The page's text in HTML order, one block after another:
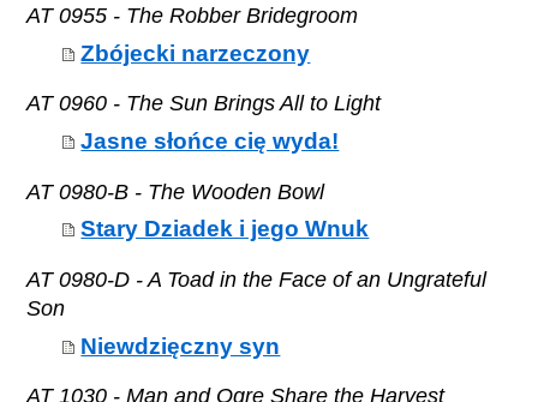
AT 0955 - The Robber Bridegroom
Zbójecki narzeczony
AT 0960 - The Sun Brings All to Light
Jasne słońce cię wyda!
AT 0980-B - The Wooden Bowl
Stary Dziadek i jego Wnuk
AT 0980-D - A Toad in the Face of an Ungrateful
Son
Niewdzięczny syn
AT 1030 - Man and Ogre Share the Harvest